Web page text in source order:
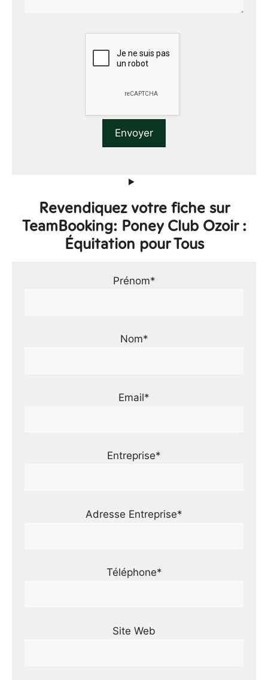
Revendiquez votre fiche sur
TeamBooking: Poney Club Ozoir :
Équitation pour Tous
Prénom*
Nom*
Email*
Entreprise*
Adresse Entreprise*
Téléphone*
Site Web